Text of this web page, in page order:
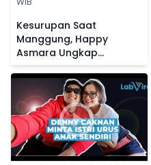
Kesurupan Saat
Manggung, Happy
Asmara Ungkap
Kedekatannya dengan
Makhluk Halus